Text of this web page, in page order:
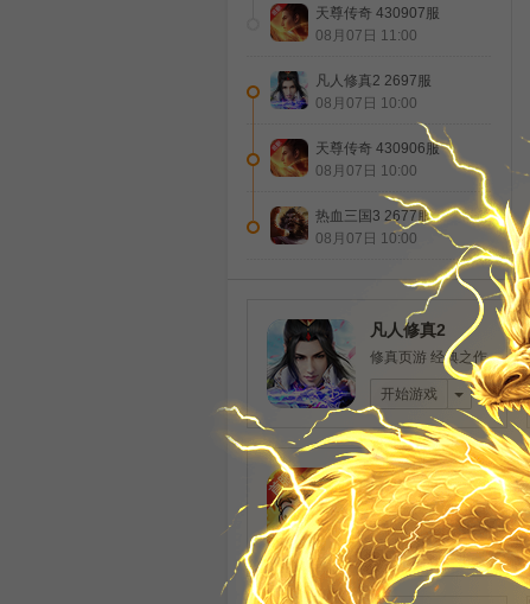
天尊传奇 430907服
08月07日 11:00
凡人修真2 2697服
08月07日 10:00
天尊传奇 430906服
08月07日 10:00
热血三国3 2677服
08月07日 10:00
凡人修真2
修真页游 经典之作
开始游戏
非凡仙途
碰撞斗法 搞怪仙途
开始游戏